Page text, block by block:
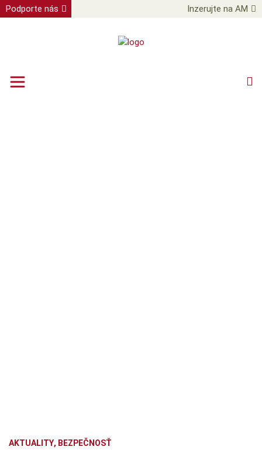
Podporte nás Inzerujte na AM
AKTUALITY, BEZPEČNOSŤ